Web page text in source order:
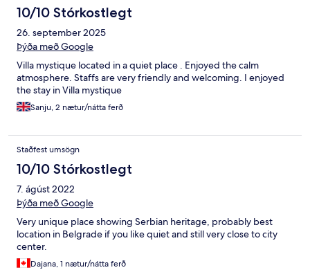
10/10 Stórkostlegt
26. september 2025
Þýða með Google
Villa mystique located in a quiet place . Enjoyed the calm
atmosphere. Staffs are very friendly and welcoming. I enjoyed
the stay in Villa mystique
Sanju, 2 nætur/nátta ferð
Staðfest umsögn
10/10 Stórkostlegt
7. ágúst 2022
Þýða með Google
Very unique place showing Serbian heritage, probably best
location in Belgrade if you like quiet and still very close to city
center.
Dajana, 1 nætur/nátta ferð